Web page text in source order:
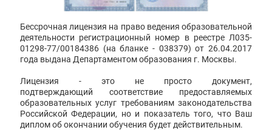
Бессрочная лицензия на право ведения образовательной
деятельности регистрационный номер в реестре Л035-
01298-77/00184386 (на бланке - 038379) от 26.04.2017
года выдана Департаментом образования г. Москвы.
Лицензия - это не просто документ,
подтверждающий соответствие предоставляемых
образовательных услуг требованиям законодательства
Российской Федерации, но и показатель того, что Ваш
диплом об окончании обучения будет действительным.